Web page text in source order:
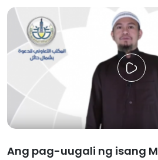
Ang pag-uugali ng isang